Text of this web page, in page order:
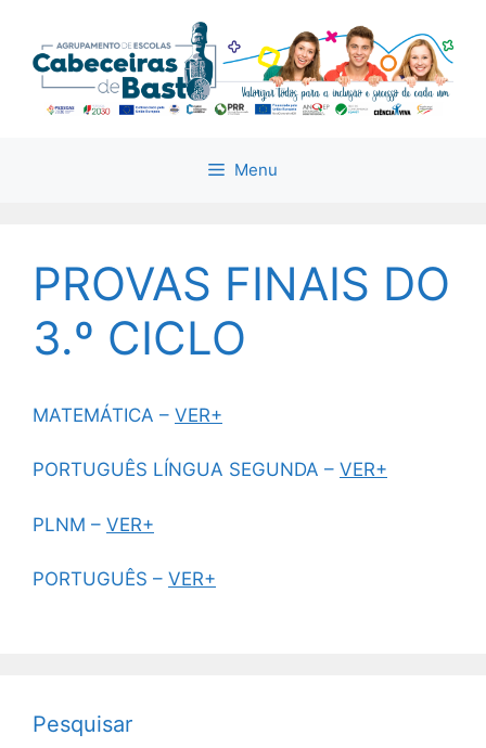
conteúdo
Menu
PROVAS FINAIS DO
3.º CICLO
MATEMÁTICA – VER+
PORTUGUÊS LÍNGUA SEGUNDA – VER+
PLNM – VER+
PORTUGUÊS – VER+
Pesquisar